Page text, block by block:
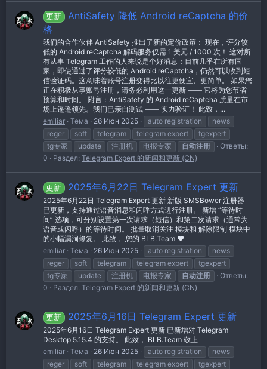
更新
AntiSafety 降低 Android reCaptcha 的价
格
我们的合作伙伴 AntiSafety 推出了新的定价政策： 现在，评分较
低的 Android reCaptcha 解码服务仅需 1 美元 / 1000 次！ 这对所
有从事 Telegram 工作的人来说是个好消息：目前几乎在所有国
家，即使通过了评分较低的 Android reCaptcha，仍然可以收到短
信验证码。这意味着账号注册变得比以往更便宜、更简单。 如果您
正在积极从事账号注册，请务必利用这一更新 —— 它将为您节省
预算和时间。 附言：AntiSafety 的 Android reCaptcha 质量在市
场上遥遥领先。我们已亲自测试 —— 实力验证！ 此致，...
emiliar Тема 26 Июн 2025 auto registration
news
reger
soft telegram telegram expert
tgexpert
tg专家
update 注册机 电报专家 自动注册
Ответы:
0
Раздел: Telegram Expert 的新闻和更新 (CN)
更新 2025年6月22日 Telegram Expert 更新
2025年6月22日 Telegram Expert 更新 新版 SMSBower 注册器
已更新，支持通过语音消息和闪呼方式进行注册。 新增 “等待时
间” 选项，可分别设置第一次请求（短信）和第二次请求（通常为
语音或闪呼）的等待时间。 批量取消关注 模块和 解除限制 模块中
的小幅漏洞修复。 此致， 您的 BLB.Team ❤
emiliar Тема 26 Июн 2025 auto registration
news
reger
soft telegram telegram expert
tgexpert
tg专家
update 注册机 电报专家 自动注册
Ответы:
0
Раздел: Telegram Expert 的新闻和更新 (CN)
更新 2025年6月16日 Telegram Expert 更新
2025年6月16日 Telegram Expert 更新 已新增对 Telegram
Desktop 5.15.4 的支持。 此致， BLB.Team 敬上
emiliar Тема 26 Июн 2025 auto registration
news
reger
soft telegram telegram expert
tgexpert